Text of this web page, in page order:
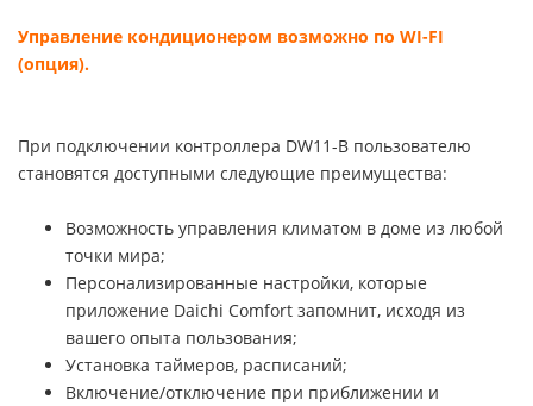
Управление кондиционером возможно по WI-FI
(опция).
При подключении контроллера DW11-B пользователю
становятся доступными следующие преимущества:
Возможность управления климатом в доме из любой
точки мира;
Персонализированные настройки, которые
приложение Daichi Comfort запомнит, исходя из
вашего опыта пользования;
Установка таймеров, расписаний;
Включение/отключение при приближении и